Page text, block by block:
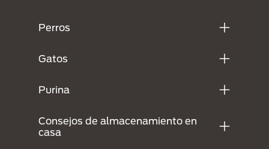
Perros
Gatos
Purina
Consejos de almacenamiento en
casa